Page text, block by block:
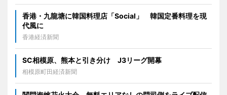
香港・九龍塘に韓国料理店「Social」 韓国定番料理を現
代風に
香港経済新聞
SC相模原、熊本と引き分け J3リーグ開幕
相模原町田経済新聞